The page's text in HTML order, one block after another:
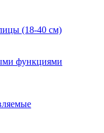
(18-40 см)
функциями